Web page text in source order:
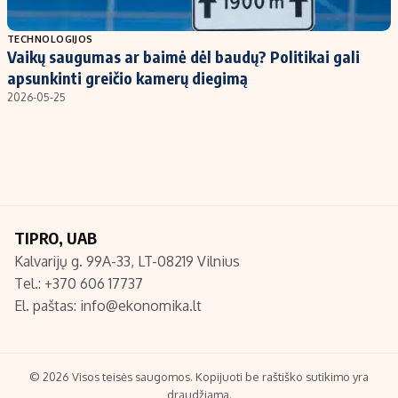
Populiarios temos
Investavimas
Akcijų rinka
Titulinis
Nedarbo išmokos skaičiuoklė
Redakcija
Turinio žymėjimo taisyklės
TECHNOLOGIJOS
Vaikų saugumas ar baimė dėl baudų? Politikai gali
apsunkinti greičio kamerų diegimą
2026-05-25
TIPRO, UAB
Kalvarijų g. 99A-33, LT-08219 Vilnius
Tel.: +370 606 17737
El. paštas: info@ekonomika.lt
© 2026 Visos teisės saugomos. Kopijuoti be raštiško sutikimo yra
draudžiama.